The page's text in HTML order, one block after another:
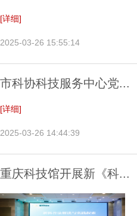
[详细]
2025-03-26 15:55:14
市科协科技服务中心党...
[详细]
2025-03-26 14:44:39
重庆科技馆开展新《科...